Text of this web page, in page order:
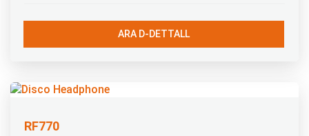
ARA D-DETTALL
RF770